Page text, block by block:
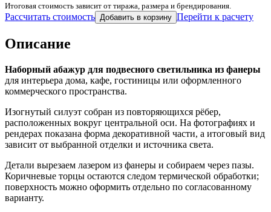
Итоговая стоимость зависит от тиража, размера и брендирования.
Рассчитать стоимость Добавить в корзину Перейти к расчету
Описание
Наборный абажур для подвесного светильника из фанеры
для интерьера дома, кафе, гостиницы или оформленного
коммерческого пространства.
Изогнутый силуэт собран из повторяющихся рёбер,
расположенных вокруг центральной оси. На фотографиях и
рендерах показана форма декоративной части, а итоговый вид
зависит от выбранной отделки и источника света.
Детали вырезаем лазером из фанеры и собираем через пазы.
Коричневые торцы остаются следом термической обработки;
поверхность можно оформить отдельно по согласованному
варианту.